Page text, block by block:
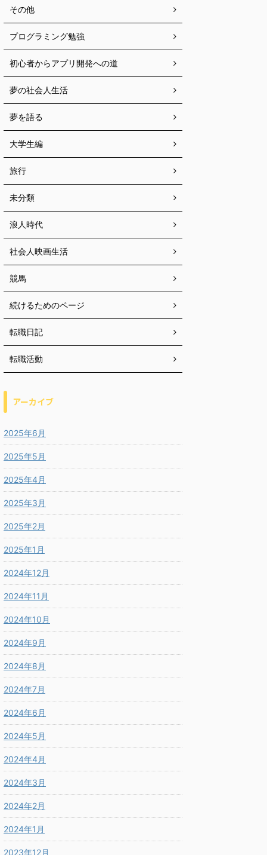
その他
プログラミング勉強
初心者からアプリ開発への道
夢の社会人生活
夢を語る
大学生編
旅行
未分類
浪人時代
社会人映画生活
競馬
続けるためのページ
転職日記
転職活動
アーカイブ
2025年6月
2025年5月
2025年4月
2025年3月
2025年2月
2025年1月
2024年12月
2024年11月
2024年10月
2024年9月
2024年8月
2024年7月
2024年6月
2024年5月
2024年4月
2024年3月
2024年2月
2024年1月
2023年12月